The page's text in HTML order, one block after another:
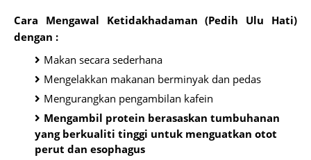
Cara Mengawal Ketidakhadaman (Pedih Ulu Hati)
dengan :
Makan secara sederhana
Mengelakkan makanan berminyak dan pedas
Mengurangkan pengambilan kafein
Mengambil protein berasaskan tumbuhanan
yang berkualiti tinggi untuk menguatkan otot
perut dan esophagus